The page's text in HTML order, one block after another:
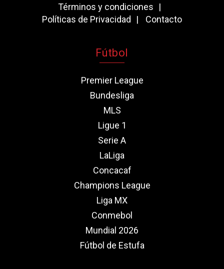
Términos y condiciones
Políticas de Privacidad
Contacto
Fútbol
Premier League
Bundesliga
MLS
Ligue 1
Serie A
LaLiga
Concacaf
Champions League
Liga MX
Conmebol
Mundial 2026
Fútbol de Estufa